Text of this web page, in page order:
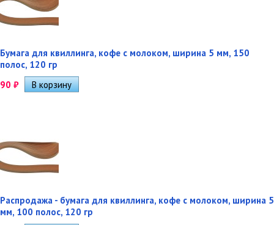
Бумага для квиллинга, кофе с молоком, ширина 5 мм, 150
полос, 120 гр
90 ₽
Распродажа - бумага для квиллинга, кофе с молоком, ширина 5
мм, 100 полос, 120 гр